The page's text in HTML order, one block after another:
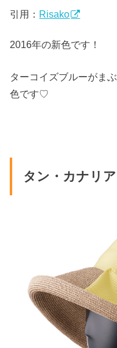
引用： Risako
2016年の新色です！
ターコイズブルーがま
色です♡
タン・カナリ